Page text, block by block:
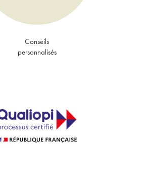
Conseils
personnalisés